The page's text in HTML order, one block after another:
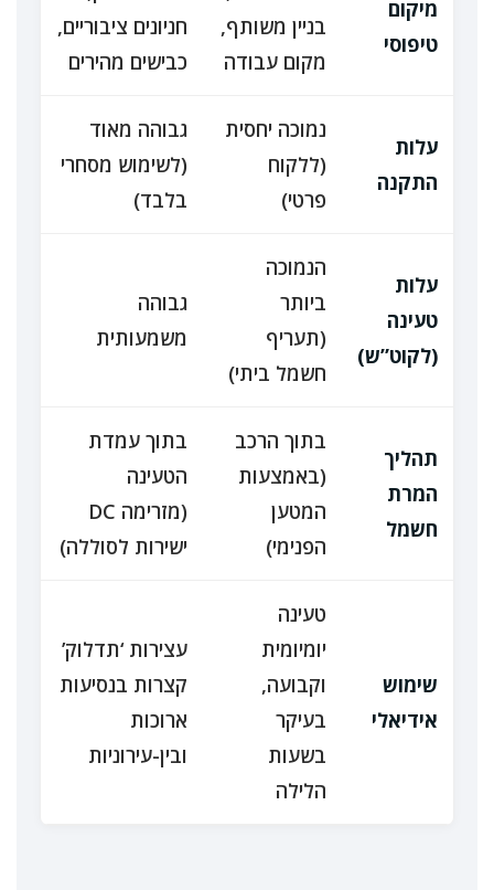
מיקום
טיפוסי
בניין משותף,
מקום עבודה
חניונים ציבוריים,
כבישים מהירים
עלות
התקנה
נמוכה יחסית
(ללקוח
פרטי)
גבוהה מאוד
(לשימוש מסחרי
בלבד)
עלות
טעינה
(לקוט”ש)
הנמוכה
ביותר
(תעריף
חשמל ביתי)
גבוהה
משמעותית
תהליך
המרת
חשמל
בתוך הרכב
(באמצעות
המטען
הפנימי)
בתוך עמדת
הטעינה
(מזרימה DC
ישירות לסוללה)
שימוש
אידיאלי
טעינה
יומיומית
וקבועה,
בעיקר
בשעות
הלילה
עצירות ‘תדלוק’
קצרות בנסיעות
ארוכות
ובין-עירוניות